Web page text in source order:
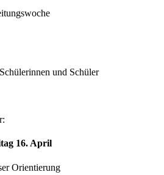
und Schüler
16. April
Orientierung